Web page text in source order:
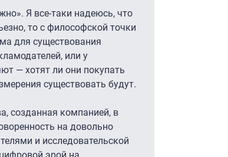
Я все-таки надеюсь, что
то с философской точки
для существования
или у
— хотят ли они покупать
существовать будут.
созданная компанией, в
на довольно
и исследовательской